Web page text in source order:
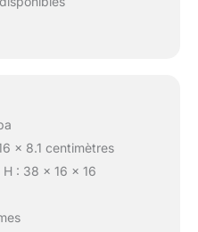
Kératine
naturelle de vos
Bellissima
vous propose
unique, qui
x 8.1 centimètres
H : 38 x 16 x 16